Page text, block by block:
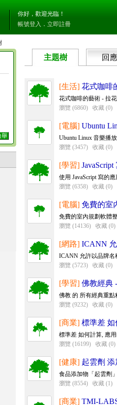
你好，歡迎光臨！
帳號登入 ． 立即註冊
舉
主題樹 回應
[生活] 花式咖啡
花式咖啡的藝術 - 拉
瀏覽 (6860)
收藏 (0)
[電腦] Ubuntu
Ubuntu Linux 音樂播
瀏覽 (3457)
收藏 (0)
[學習]
使用 JavaScript 寫的
瀏覽 (6358)
收藏 (0)
[電腦] 免費的室
免費的室內規劃軟體
瀏覽 (14136)
收藏 (0)
[網路] ICANN
ICANN 允許以品牌名
瀏覽 (5723)
收藏 (0)
[學習] 佛教經典
佛教 的 所有經典重
瀏覽 (9232)
收藏 (0)
[商業] 標準差 如
標準差 如何計算, 應
瀏覽 (16199)
收藏 (0)
[健康] 起雲劑
食品添加物「起雲劑
瀏覽 (8554)
收藏 (1)
[商業] TMI-